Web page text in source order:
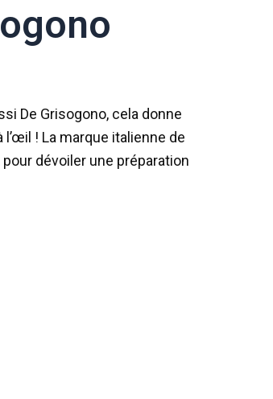
De Grisogono, cela donne
! La marque italienne de
dévoiler une préparation